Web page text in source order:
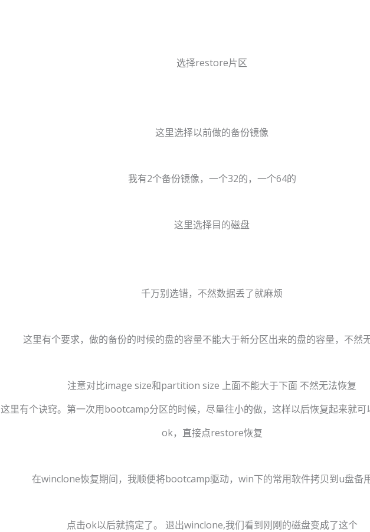
选择restore片区
这里选择以前做的备份镜像
我有2个备份镜像，一个32的，一个64的
这里选择目的磁盘
千万别选错，不然数据丢了就麻烦
这里有个要求，做的备份的时候的盘的容量不能大于新分区出来的盘的容量，不然
注意对比image size和partition size 上面不能大于下面 不然无法恢复
这里有个诀窍。第一次用bootcamp分区的时候，尽量往小的做，这样以后恢复起来就可
ok，直接点restore恢复
在winclone恢复期间，我顺便将bootcamp驱动，win下的常用软件拷贝到u盘备
点击ok以后就搞定了。 退出winclone,我们看到刚刚的磁盘变成了这个